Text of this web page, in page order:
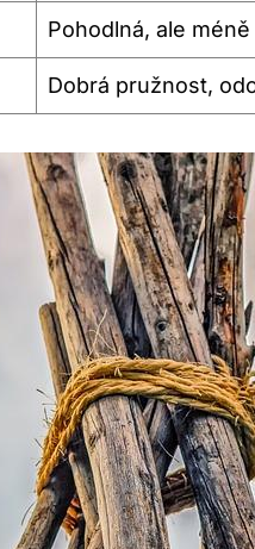
Pohodlná, ale
Dobrá pružnost,